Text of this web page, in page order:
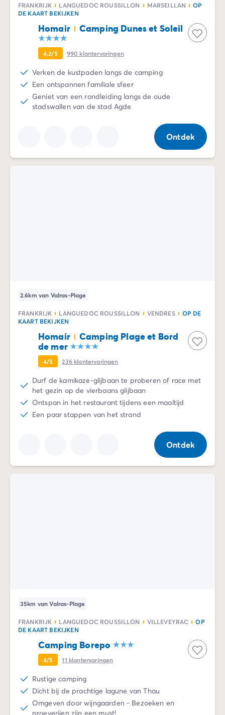
FRANKRIJK LANGUEDOC ROUSSILLON MARSEILLAN
OP
DE KAART BEKIJKEN
Homair Camping Dunes et Soleil
4.2/5 990 klantervaringen
Verken de kustpaden langs de camping
Een ontspannen familiale sfeer
Geniet van een rondleiding langs de oude
stadswallen van de stad Agde
Ontdek
2.6km van Valras-Plage
FRANKRIJK LANGUEDOC ROUSSILLON VENDRES
OP DE
KAART BEKIJKEN
Homair
Camping Plage et Bord
de mer
4/5 236 klantervaringen
Durf de kamikaze-glijbaan te proberen of race met
het gezin op de vierbaans glijbaan
Ontspan in het restaurant tijdens een maaltijd
Een paar stappen van het strand
Ontdek
35km van Valras-Plage
FRANKRIJK LANGUEDOC ROUSSILLON VILLEVEYRAC
OP
DE KAART BEKIJKEN
Camping Borepo
4/5 11 klantervaringen
Rustige camping
Dicht bij de prachtige lagune van Thau
Omgeven door wijngaarden - Bezoeken en
proeverijen zijn een must!